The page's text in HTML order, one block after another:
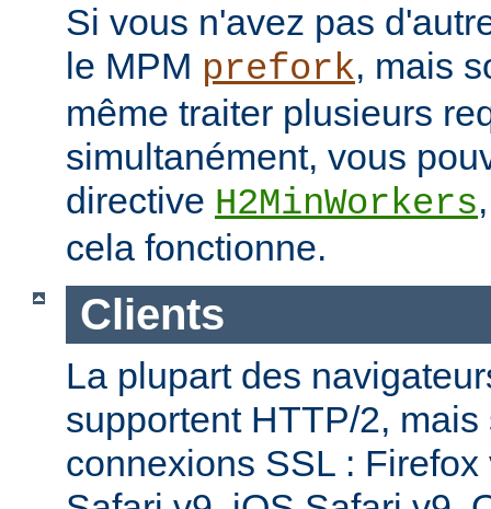
Si vous n'avez pas
le MPM prefork, mais
même traiter plusieurs
simultanément, vous
directive H2MinWorkers
cela fonctionne.
Clients
La plupart des
supportent HTTP/2,
connexions SSL :